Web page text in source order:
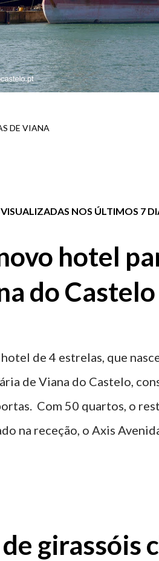
DE VIANA
NOS ÚLTIMOS 7
hotel
do Castelo
de 4 estrelas, que
de Viana do Castelo,
Com 50 quartos, o
na receção, o Axis
girassóis